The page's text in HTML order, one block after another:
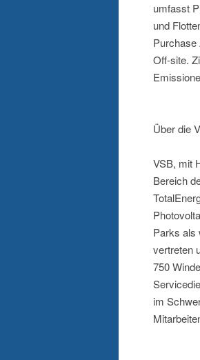
umfasst
und
Purchase
Off-site.
Über die
VSB, mit
Bereich
Parks als
vertreten
750
im